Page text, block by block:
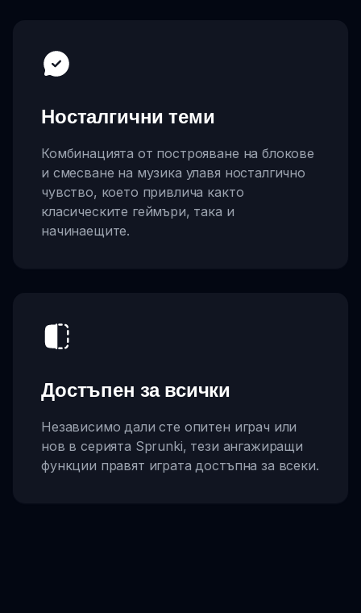
Носталгични теми
Комбинацията от построяване на блокове
и смесване на музика улавя носталгично
чувство, което привлича както
класическите геймъри, така и
начинаещите.
Достъпен за всички
Независимо дали сте опитен играч или
нов в серията Sprunki, тези ангажиращи
функции правят играта достъпна за всеки.